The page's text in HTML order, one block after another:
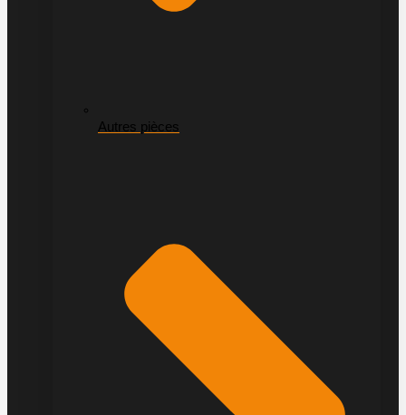
Autres pièces